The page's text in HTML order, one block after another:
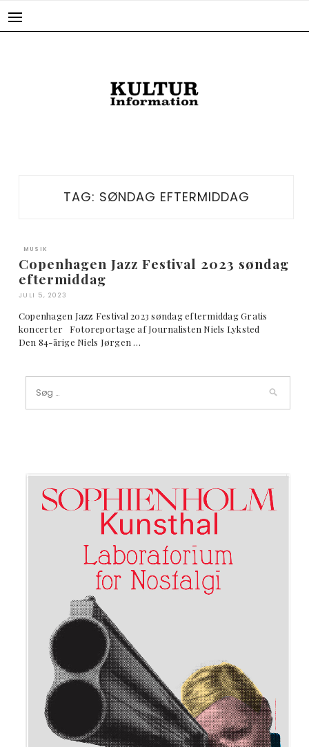
TAG: SØNDAG EFTERMIDDAG
MUSIK
Copenhagen Jazz Festival 2023 søndag
eftermiddag
JULI 5, 2023
Copenhagen Jazz Festival 2023 søndag eftermiddag Gratis
koncerter Fotoreportage af Journalisten Niels Lyksted
Den 84-årige Niels Jørgen …